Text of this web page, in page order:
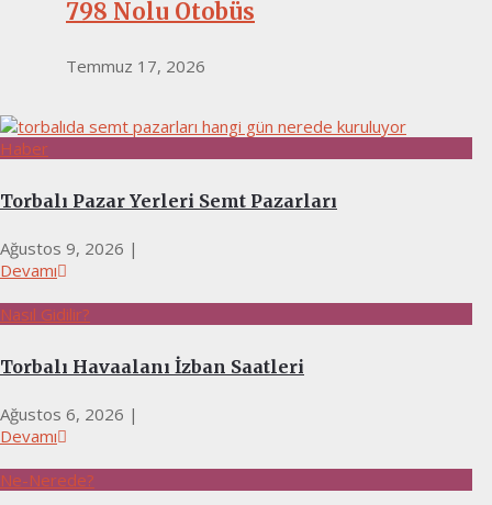
798 Nolu Otobüs
Temmuz 17, 2026
Haber
Torbalı Pazar Yerleri Semt Pazarları
Ağustos 9, 2026 |
Devamı
Nasıl Gidilir?
Torbalı Havaalanı İzban Saatleri
Ağustos 6, 2026 |
Devamı
Ne-Nerede?